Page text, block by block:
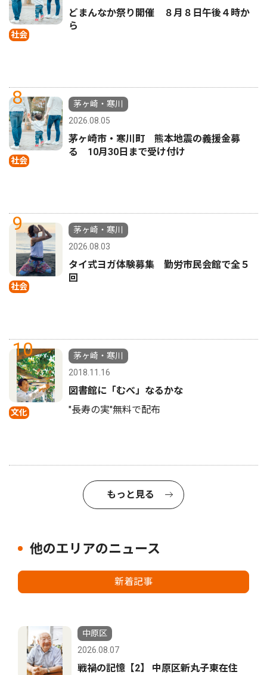
社会
どまんなか祭り開催 ８月８日午後４時か
ら
8
社会
茅ヶ崎・寒川
2026.08.05
茅ヶ崎市・寒川町 熊本地震の義援金募
る 10月30日まで受け付け
9
社会
茅ヶ崎・寒川
2026.08.03
タイ式ヨガ体験募集 勤労市民会館で全５
回
10
文化
茅ヶ崎・寒川
2018.11.16
図書館に「むべ」なるかな
"長寿の実"無料で配布
もっと見る
他のエリアのニュース
新着記事
中原区
2026.08.07
戦禍の記憶【2】 中原区新丸子東在住